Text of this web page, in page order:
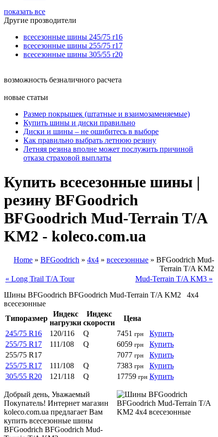
показать все
Другие прозводители
всесезонные шины 245/75 r16
всесезонные шины 255/75 r17
всесезонные шины 305/55 r20
возможность безналичного расчета
новые статьи
Размер покрышек (штатные и взаимозаменяемые)
Купить шины и диски правильно
Диски и шины – не ошибитесь в выборе
Как правильно выбрать летнюю резину
Летняя резина вполне может послужить причиной
отказа страховой выплаты
Купить всесезонные шины |
резину BFGoodrich
BFGoodrich Mud-Terrain T/A
KM2 - koleco.com.ua
Home » BFGoodrich » 4x4 » всесезонные » BFGoodrich Mud-
Terrain T/A KM2
« Long Trail T/A Tour
Mud-Terrain T/A KM3 »
Шины BFGoodrich BFGoodrich Mud-Terrain T/A KM2 4x4
всесезонные
Типоразмер
Индекс
нагрузки
Индекс
скорости
Цена
245/75 R16
120/116 Q 7451 грн
Купить
255/75 R17
111/108 Q 6059 грн
Купить
255/75 R17
7077 грн
Купить
255/75 R17
111/108 Q 7383 грн
Купить
305/55 R20
121/118 Q 17759 грн Купить
Добрый день, Уважаемый
Покупатель! Интернет магазин
koleco.com.ua предлагает Вам
купить всесезонные шины
BFGoodrich BFGoodrich Mud-